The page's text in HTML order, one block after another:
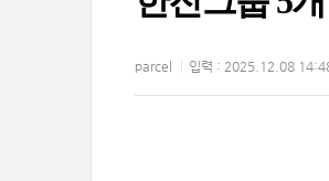
parcel 입력 : 2025.12.08